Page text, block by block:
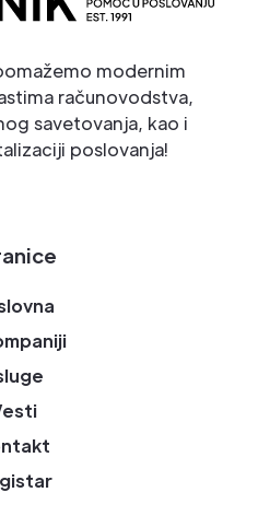
modernim
računovodstva,
savetovanja, kao i
poslovanja!